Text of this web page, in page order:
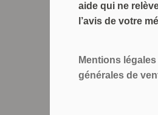
aide qui ne
l’avis de votre
Mentions
générales de